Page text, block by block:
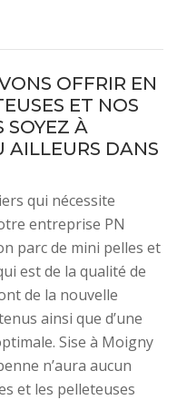
OFFRIR EN
ET NOS
SOYEZ À
AILLEURS DANS
qui nécessite
entreprise PN
parc de mini pelles et
est de la qualité de
de la nouvelle
ainsi que d’une
Sise à Moigny
n’aura aucun
et les pelleteuses